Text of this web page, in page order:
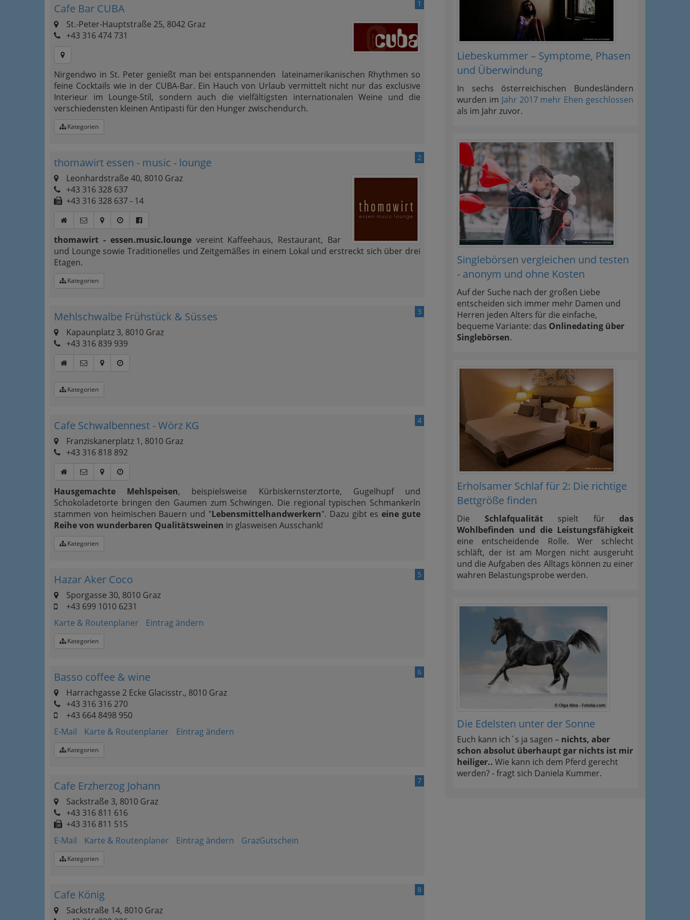
1
Cafe Bar CUBA
St.-Peter-Hauptstraße 25, 8042 Graz
+43 316 474 731
Nirgendwo in St. Peter genießt man bei entspannenden lateinamerikanischen Rhythmen so
feine Cocktails wie in der CUBA-Bar. Ein Hauch von Urlaub vermittelt nicht nur das exclusive
Interieur im Lounge-Stil, sondern auch die vielfältigsten internationalen Weine und die
verschiedensten kleinen Antipasti für den Hunger zwischendurch.
Kategorien
2
thomawirt essen - music - lounge
Leonhardstraße 40, 8010 Graz
+43 316 328 637
+43 316 328 637 - 14
thomawirt - essen.music.loungevereint Kaffeehaus, Restaurant, Bar
und Lounge sowie Traditionelles und Zeitgemäßes in einem Lokal und erstreckt sich über drei
Etagen.
Kategorien
3
Mehlschwalbe Frühstück & Süsses
Kapaunplatz 3, 8010 Graz
+43 316 839 939
Kategorien
4
Cafe Schwalbennest - Wörz KG
Franziskanerplatz 1, 8010 Graz
+43 316 818 892
Hausgemachte Mehlspeisen, beispielsweise Kürbiskernsterztorte, Gugelhupf und
Schokoladetorte bringen den Gaumen zum Schwingen. Die regional typischen Schmankerln
stammen von heimischen Bauern und "Lebensmittelhandwerkern". Dazu gibt eseine gute
Reihe von wunderbaren Qualitätsweinen in glasweisen Ausschank!
Kategorien
5
Hazar Aker Coco
Sporgasse 30, 8010 Graz
+43 699 1010 6231
Karte & Routenplaner
Eintrag ändern
Kategorien
6
Basso coffee & wine
Harrachgasse 2 Ecke Glacisstr., 8010 Graz
+43 316 316 270
+43 664 8498 950
E-Mail
Karte & Routenplaner Eintrag ändern
Kategorien
7
Cafe Erzherzog Johann
Sackstraße 3, 8010 Graz
+43 316 811 616
+43 316 811 515
E-Mail
Karte & Routenplaner Eintrag ändern GrazGutschein
Kategorien
8
Cafe König
Sackstraße 14, 8010 Graz
Liebeskummer – Symptome, Phasen
und Überwindung
In sechs österreichischen Bundesländern
wurden im Jahr 2017 mehr Ehen geschlossen
als im Jahr zuvor.
Singlebörsen vergleichen und testen
- anonym und ohne Kosten
Auf der Suche nach der großen Liebe
entscheiden sich immer mehr Damen und
Herren jeden Alters für die einfache,
bequeme Variante: das Onlinedating über
Singlebörsen.
Erholsamer Schlaf für 2: Die richtige
Bettgröße finden
Die Schlafqualitätspielt für das
Wohlbefinden und die Leistungsfähigkeit
eine entscheidende Rolle. Wer schlecht
schläft, der ist am Morgen nicht ausgeruht
und die Aufgaben des Alltags können zu einer
wahren Belastungsprobe werden.
Die Edelsten unter der Sonne
Euch kann ich´s ja sagen – nichts, aber
schon absolut überhaupt gar nichts ist mir
heiliger.. Wie kann ich dem Pferd gerecht
werden? - fragt sich Daniela Kummer.